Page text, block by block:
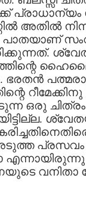
പ്രാധാന്യം
അതില്‍
ഒരു
പ്രസവം